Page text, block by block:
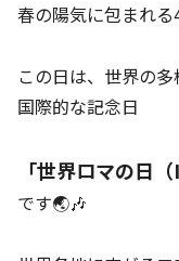
春の陽気に包まれ
この日は、世界の
国際的な記念日
「世界ロマの日
です🌏🎶